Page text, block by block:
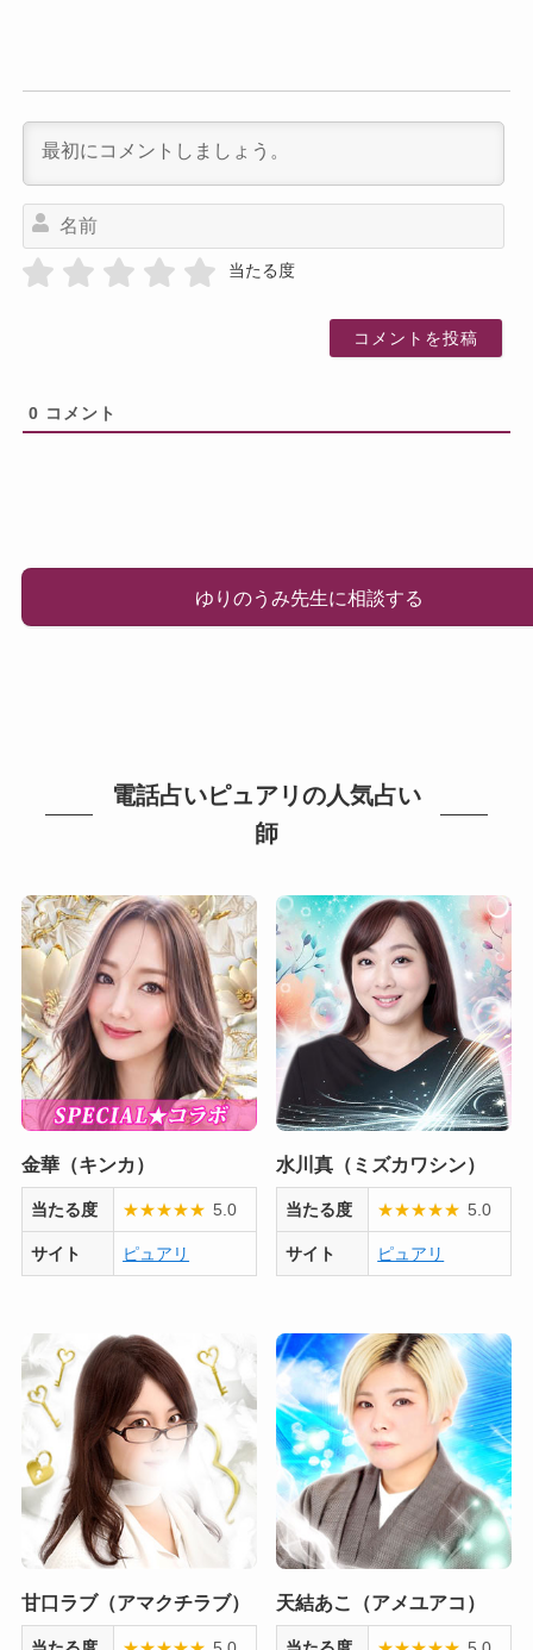
当たる度
0 コメント
ゆりのうみ先生に相談する
電話占いピュアリの人気占い
師
金華（キンカ）
当たる度 ★★★★★ 5.0
サイト ピュアリ
水川真（ミズカワシン）
当たる度 ★★★★★ 5.0
サイト ピュアリ
甘口ラブ（アマクチラブ） 天結あこ（アメユアコ）